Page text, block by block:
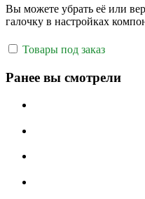
Вы можете убрать её или
галочку в настройках
Товары под заказ
Ранее вы смотрели